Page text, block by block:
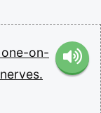
one-on-
nerves.